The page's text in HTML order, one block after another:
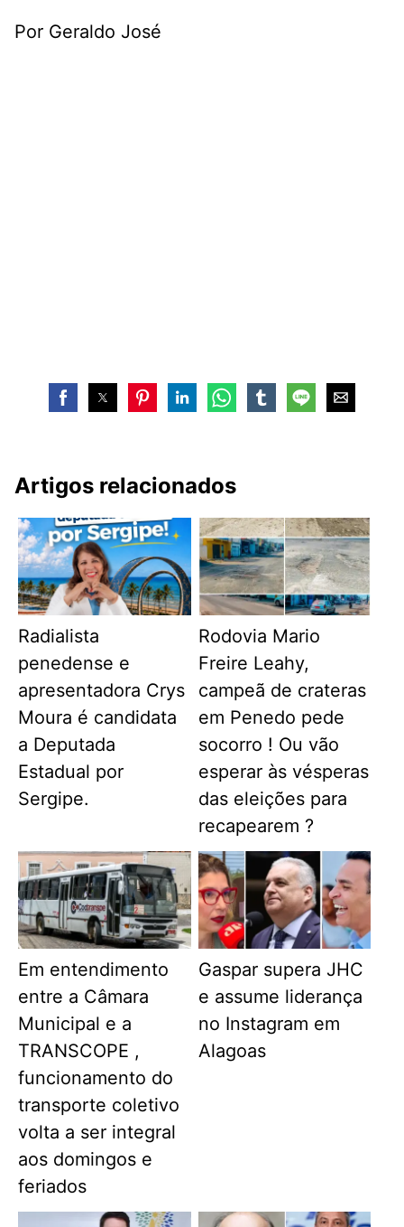
Por Geraldo José
Artigos relacionados
Radialista
penedense e
apresentadora Crys
Moura é candidata
a Deputada
Estadual por
Sergipe.
Rodovia Mario
Freire Leahy,
campeã de crateras
em Penedo pede
socorro ! Ou vão
esperar às vésperas
das eleições para
recapearem ?
Em entendimento
entre a Câmara
Municipal e a
TRANSCOPE ,
funcionamento do
transporte coletivo
volta a ser integral
aos domingos e
feriados
Gaspar supera JHC
e assume liderança
no Instagram em
Alagoas